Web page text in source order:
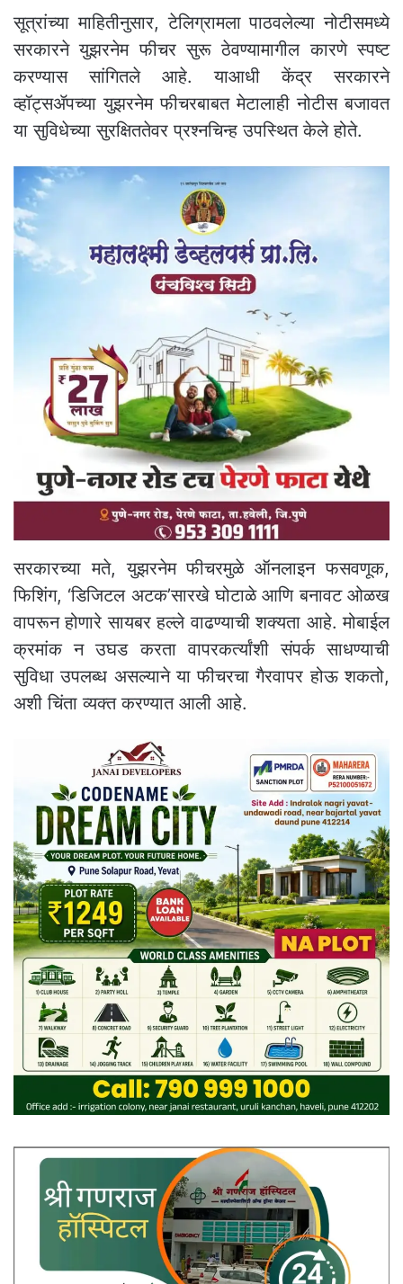
सूत्रांच्या माहितीनुसार, टेलिग्रामला पाठवलेल्या नोटीसमध्ये
सरकारने युझरनेम फीचर सुरू ठेवण्यामागील कारणे स्पष्ट
करण्यास सांगितले आहे. याआधी केंद्र सरकारने
व्हॉट्सॲपच्या युझरनेम फीचरबाबत मेटालाही नोटीस बजावत
या सुविधेच्या सुरक्षिततेवर प्रश्नचिन्ह उपस्थित केले होते.
सरकारच्या मते, युझरनेम फीचरमुळे ऑनलाइन फसवणूक,
फिशिंग, ‘डिजिटल अटक’सारखे घोटाळे आणि बनावट ओळख
वापरून होणारे सायबर हल्ले वाढण्याची शक्यता आहे. मोबाईल
क्रमांक न उघड करता वापरकर्त्यांशी संपर्क साधण्याची
सुविधा उपलब्ध असल्याने या फीचरचा गैरवापर होऊ शकतो,
अशी चिंता व्यक्त करण्यात आली आहे.